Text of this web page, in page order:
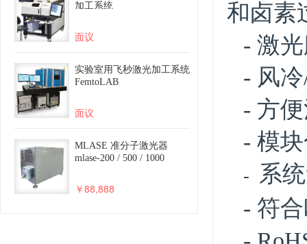
加工系统
面议
实验室用飞秒激光加工系统
FemtoLAB
面议
MLASE 准分子激光器
mlase-200 / 500 / 1000
￥88,888